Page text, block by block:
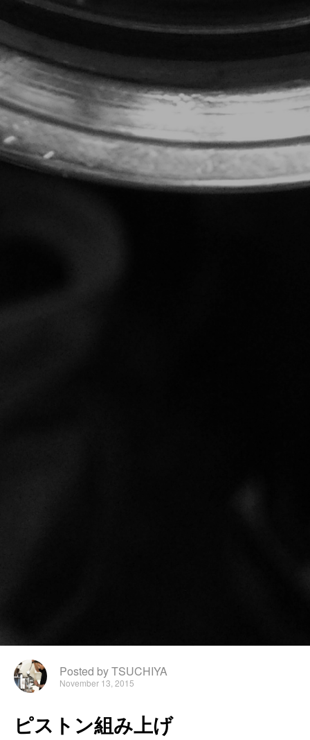
Posted by TSUCHIYA
November 13, 2015
ピス ト ン組み上げ